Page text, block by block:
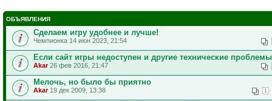
ОБЪЯВЛЕНИЯ
Сделаем игру удобнее и лучше!
Чемпионка 14 июн 2023, 21:54
Если сайт игры недоступен и другие технические проблемы
Akar26 фев 2016, 21:47
Мелочь, но было бы приятно
1
Akar19 дек 2009, 13:38